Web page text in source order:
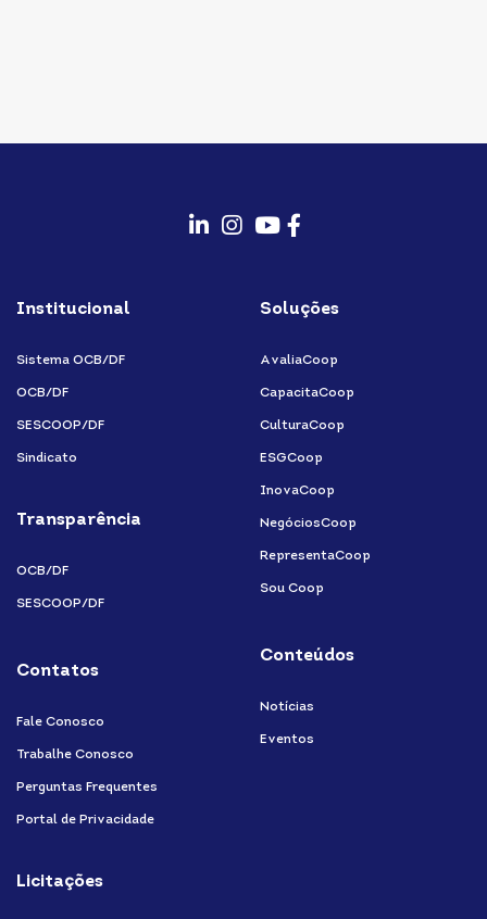
instagram
youtubefacebook-
f
Institucional
Sistema OCB/DF
OCB/DF
SESCOOP/DF
Sindicato
Transparência
OCB/DF
SESCOOP/DF
Contatos
Fale Conosco
Trabalhe Conosco
Perguntas Frequentes
Portal de Privacidade
Licitações
Soluções
AvaliaCoop
CapacitaCoop
CulturaCoop
ESGCoop
InovaCoop
NegóciosCoop
RepresentaCoop
Sou Coop
Conteúdos
Notícias
Eventos